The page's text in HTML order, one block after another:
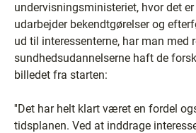
undervisningsministeriet, hvor det
udarbejder bekendtgørelser og
ud til interessenterne, har man med
sundhedsudannelserne haft de
billedet fra starten:
''Det har helt klart været en fordel
tidsplanen. Ved at inddrage